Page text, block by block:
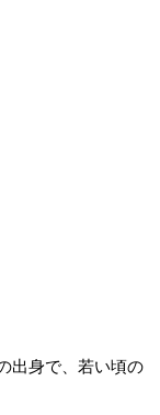
出身で、若い頃の